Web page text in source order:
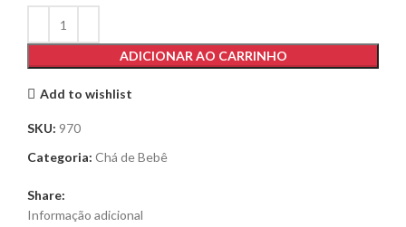
ADICIONAR AO CARRINHO
Add to wishlist
SKU: 970
Categoria: Chá de Bebê
Share:
Informação adicional